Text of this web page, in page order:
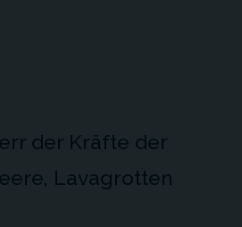
der Kräfte der
Lavagrotten